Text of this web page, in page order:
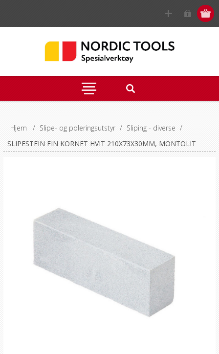
Hjem / Slipe- og poleringsutstyr / Sliping - diverse /
SLIPESTEIN FIN KORNET HVIT 210X73X30MM, MONTOLIT